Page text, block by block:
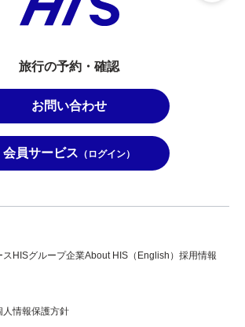
旅行の予約・確認
お問い合わせ
会員サービス （ログイン）
スHISグループ企業About HIS（English） 採用情報
人情報保護方針